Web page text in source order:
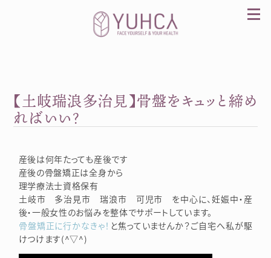
カラダを整え、習慣を変えて、心を前向きに。産
前産後訪問整体 YUHCA（ユウカ）
【土岐瑞浪多治見】骨盤をキュッと締め
ればいい？
産後は何年たっても産後です
産後の骨盤矯正は全身から
理学療法士資格保有
土岐市 多治見市 瑞浪市 可児市 を中心に、妊娠中・産
後・一般女性のお悩みを整体でサポートしています。
骨盤矯正に行かなきゃ！ と焦っていませんか？ご自宅へ私が駆
けつけます(^▽^)